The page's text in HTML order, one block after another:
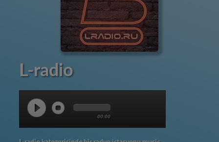
L-radio
00:00